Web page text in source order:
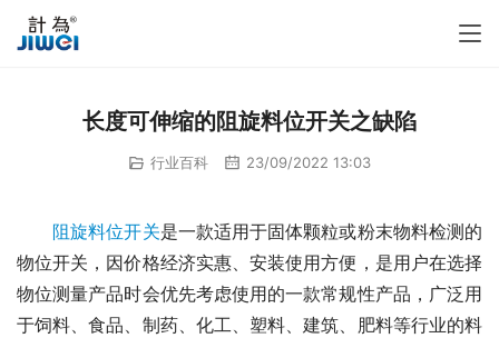
长度可伸缩的阻旋料位开关之缺陷
行业百科 23/09/2022 13:03
阻旋料位开关是一款适用于固体颗粒或粉末物料检测的
物位开关，因价格经济实惠、安装使用方便，是用户在选择
物位测量产品时会优先考虑使用的一款常规性产品，广泛用
于饲料、食品、制药、化工、塑料、建筑、肥料等行业的料